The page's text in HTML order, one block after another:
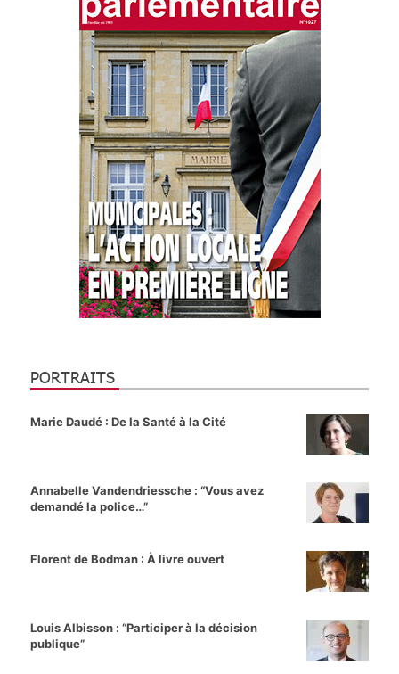
PORTRAITS
Marie Daudé : De la Santé à la Cité
Annabelle Vandendriessche : “Vous avez
demandé la police…”
Florent de Bodman : À livre ouvert
Louis Albisson : “Participer à la décision
publique”